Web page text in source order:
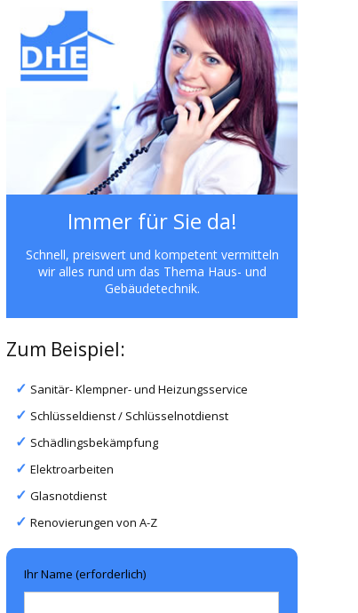
Immer für Sie da!
Schnell, preiswert und kompetent vermitteln
wir alles rund um das Thema Haus- und
Gebäudetechnik.
Zum Beispiel:
Sanitär- Klempner- und Heizungsservice
Schlüsseldienst / Schlüsselnotdienst
Schädlingsbekämpfung
Elektroarbeiten
Glasnotdienst
Renovierungen von A-Z
Ihr Name (erforderlich)